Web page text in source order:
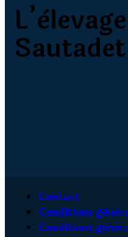
Sautadet
Contact
Conditions
Conditions